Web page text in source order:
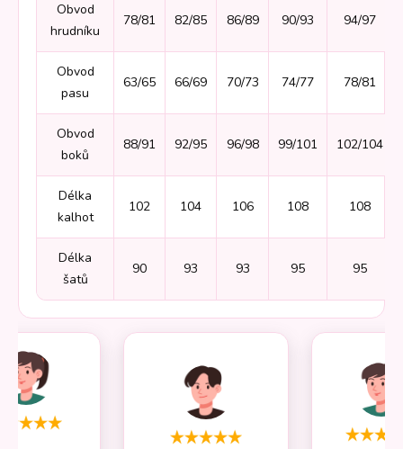
Obvod
hrudníku
78/81 82/85 86/89 90/93 94/97
Obvod
pasu
63/65 66/69 70/73 74/77 78/81
Obvod
boků
88/91 92/95 96/98 99/101 102/104
Délka
kalhot
102 104 106 108 108
Délka
šatů
90 93 93 95 95